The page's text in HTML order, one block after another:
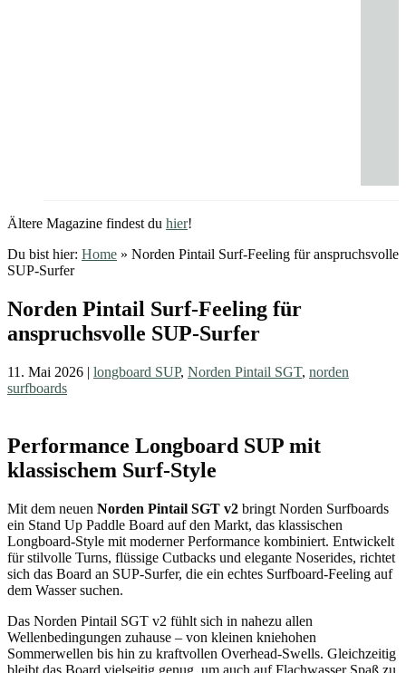
Ältere Magazine findest du hier!
Du bist hier: Home » Norden Pintail Surf-Feeling für anspruchsvolle
SUP-Surfer
Norden Pintail Surf-Feeling für
anspruchsvolle SUP-Surfer
11. Mai 2026 | longboard SUP, Norden Pintail SGT, norden
surfboards
Performance Longboard SUP mit
klassischem Surf-Style
Mit dem neuen Norden Pintail SGT v2 bringt Norden Surfboards
ein Stand Up Paddle Board auf den Markt, das klassischen
Longboard-Style mit moderner Performance kombiniert. Entwickelt
für stilvolle Turns, flüssige Cutbacks und elegante Noserides, richtet
sich das Board an SUP-Surfer, die ein echtes Surfboard-Feeling auf
dem Wasser suchen.
Das Norden Pintail SGT v2 fühlt sich in nahezu allen
Wellenbedingungen zuhause – von kleinen kniehohen
Sommerwellen bis hin zu kraftvollen Overhead-Swells. Gleichzeitig
bleibt das Board vielseitig genug, um auch auf Flachwasser Spaß zu